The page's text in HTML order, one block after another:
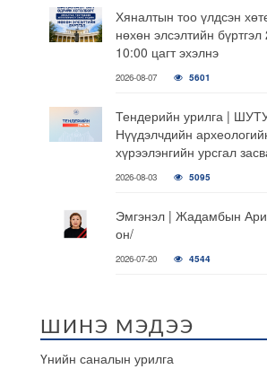
Хяналтын тоо үлдсэн
нөхөн элсэлтийн
10:00 цагт эхэлнэ
2026-08-07 5601
Тендерийн урилга |
Нүүдэлчдийн
хүрээлэнгийн урсгал
2026-08-03 5095
Эмгэнэл | Жадамбын
он/
2026-07-20 4544
ШИНЭ МЭДЭЭ
Үнийн саналын урилга